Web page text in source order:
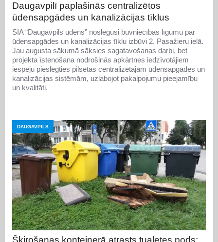
Daugavpilī paplašinās centralizētos
ūdensapgādes un kanalizācijas tīklus
SIA “Daugavpils ūdens” noslēgusi būvniecības līgumu par
ūdensapgādes un kanalizācijas tīklu izbūvi 2. Pasažieru ielā.
Jau augusta sākumā sāksies sagatavošanas darbi, bet
projekta īstenošana nodrošinās apkārtnes iedzīvotājiem
iespēju pieslēgties pilsētas centralizētajām ūdensapgādes un
kanalizācijas sistēmām, uzlabojot pakalpojumu pieejamību
un kvalitāti.
DAUGAVPILS